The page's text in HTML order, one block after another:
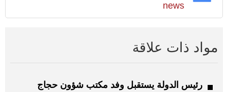
news
مواد ذات علاقة
رئيس الدولة يستقبل وفد مكتب شؤون حجاج